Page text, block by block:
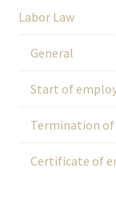
Labor Law
General
Start of
Termination
Certificate of